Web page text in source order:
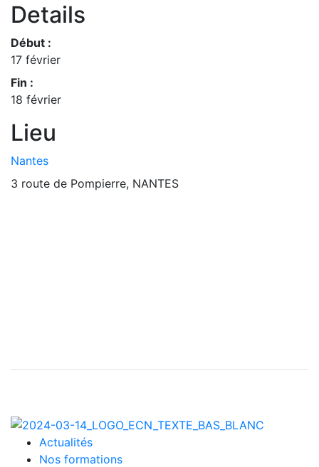
Details
Début :
17 février
Fin :
18 février
Lieu
Nantes
3 route de Pompierre, NANTES
Actualités
Nos formations